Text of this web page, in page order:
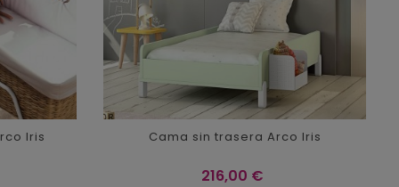
Iris Cama sin trasera Arco Iris
Precio
216,00 €